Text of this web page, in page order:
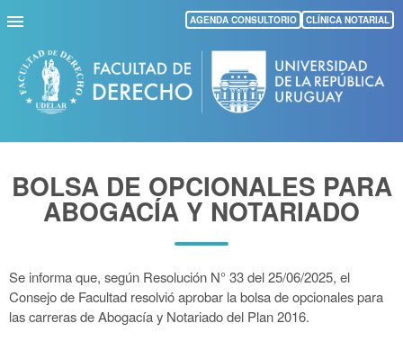
Pasar
al
contenido
principal
AGENDA CONSULTORIO CLÍNICA NOTARIAL
BOLSA DE OPCIONALES PARA
ABOGACÍA Y NOTARIADO
Se informa que, según Resolución N° 33 del 25/06/2025, el
Consejo de Facultad resolvió aprobar la bolsa de opcionales para
las carreras de Abogacía y Notariado del Plan 2016.